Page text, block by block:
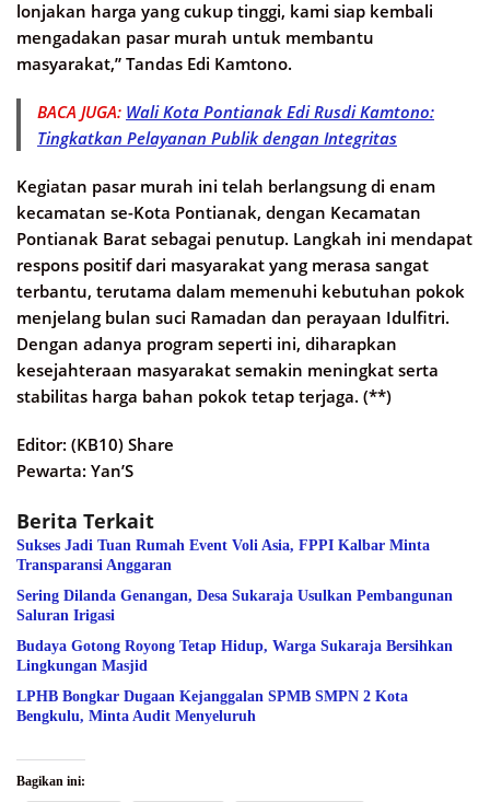
lonjakan harga yang cukup tinggi, kami siap kembali
mengadakan pasar murah untuk membantu
masyarakat,” Tandas Edi Kamtono.
BACA JUGA: Wali Kota Pontianak Edi Rusdi Kamtono:
Tingkatkan Pelayanan Publik dengan Integritas
Kegiatan pasar murah ini telah berlangsung di enam
kecamatan se-Kota Pontianak, dengan Kecamatan
Pontianak Barat sebagai penutup. Langkah ini mendapat
respons positif dari masyarakat yang merasa sangat
terbantu, terutama dalam memenuhi kebutuhan pokok
menjelang bulan suci Ramadan dan perayaan Idulfitri.
Dengan adanya program seperti ini, diharapkan
kesejahteraan masyarakat semakin meningkat serta
stabilitas harga bahan pokok tetap terjaga. (**)
Editor: (KB10) Share
Pewarta: Yan’S
Berita Terkait
Sukses Jadi Tuan Rumah Event Voli Asia, FPPI Kalbar Minta
Transparansi Anggaran
Sering Dilanda Genangan, Desa Sukaraja Usulkan Pembangunan
Saluran Irigasi
Budaya Gotong Royong Tetap Hidup, Warga Sukaraja Bersihkan
Lingkungan Masjid
LPHB Bongkar Dugaan Kejanggalan SPMB SMPN 2 Kota
Bengkulu, Minta Audit Menyeluruh
Bagikan ini: